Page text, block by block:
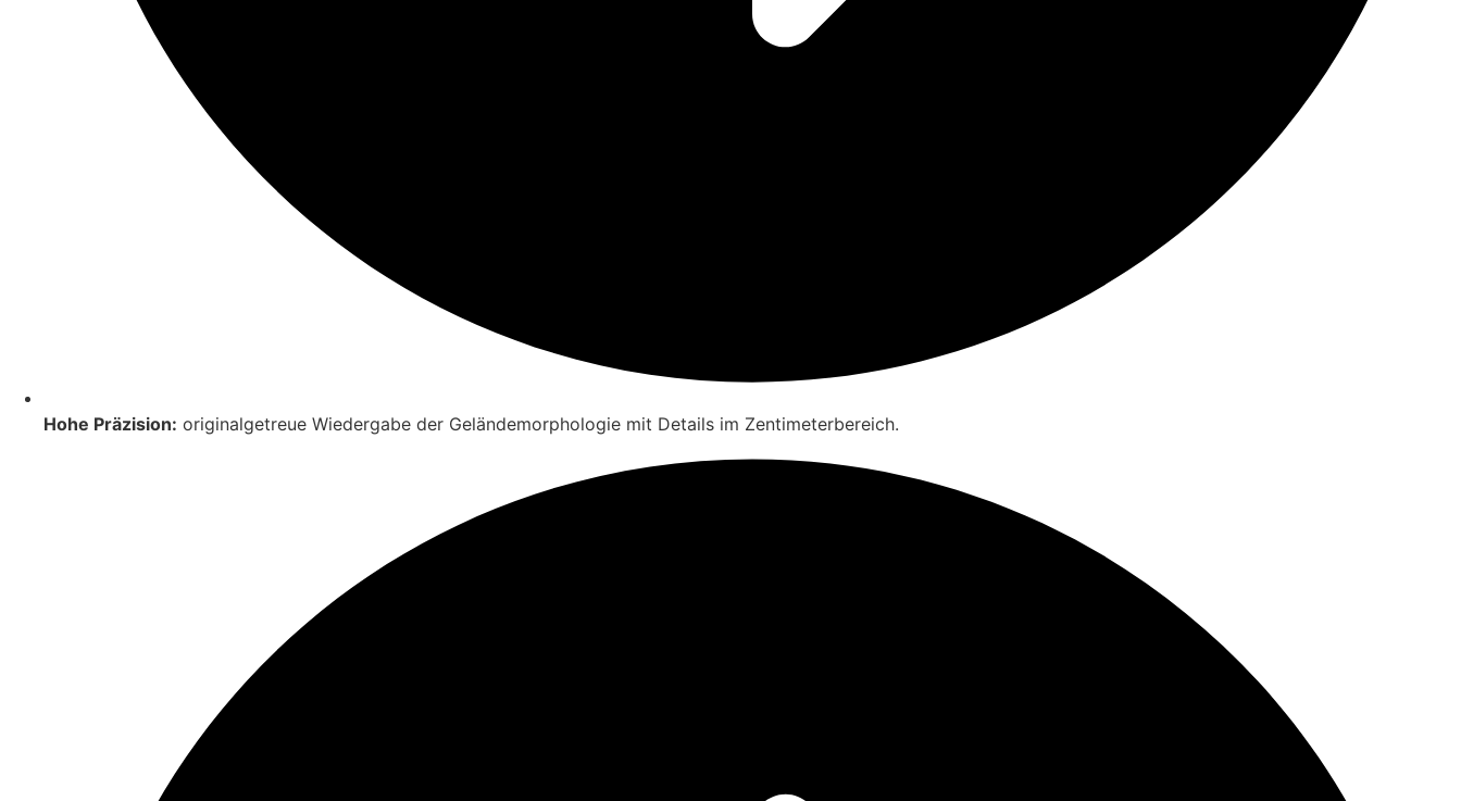
Hohe Präzision: originalgetreue Wiedergabe der Geländemorphologie mit Details im Zentimeterbereich.